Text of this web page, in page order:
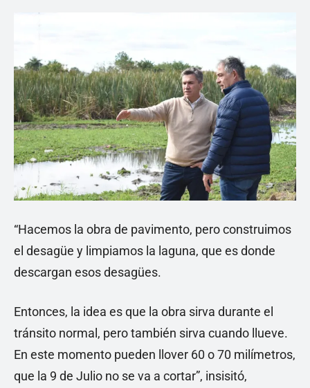
“Hacemos la obra de pavimento, pero construimos
el desagüe y limpiamos la laguna, que es donde
descargan esos desagües.
Entonces, la idea es que la obra sirva durante el
tránsito normal, pero también sirva cuando llueve.
En este momento pueden llover 60 o 70 milímetros,
que la 9 de Julio no se va a cortar”, insisitó,